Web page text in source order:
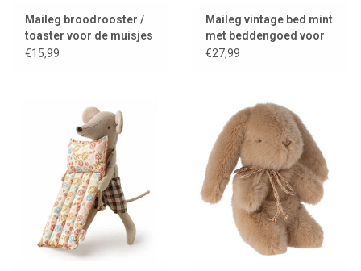
Maileg broodrooster /
toaster voor de muisjes
€15,99
Maileg vintage bed mint
met beddengoed voor
de muisjes
€27,99